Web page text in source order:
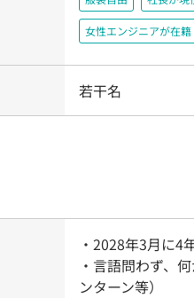
女性エンジニアが在籍
若干名
・2028年3月に4
・言語問わず、
ンターン等）